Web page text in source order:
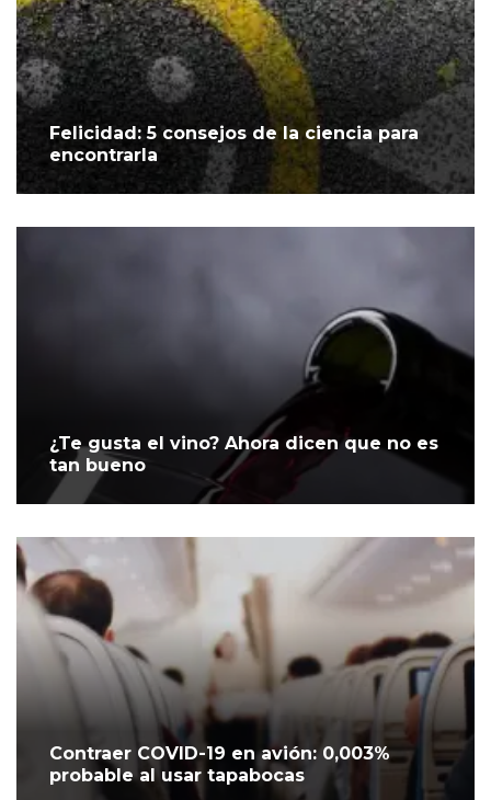
Felicidad: 5 consejos de la ciencia para
encontrarla
¿Te gusta el vino? Ahora dicen que no es
tan bueno
Contraer COVID-19 en avión: 0,003%
probable al usar tapabocas